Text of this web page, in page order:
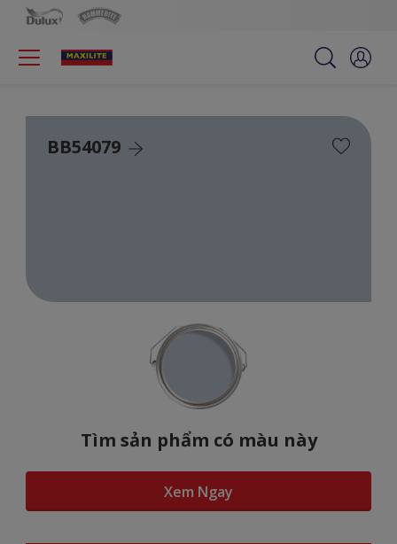
BB54079
Tìm sản phẩm có màu này
Xem Ngay